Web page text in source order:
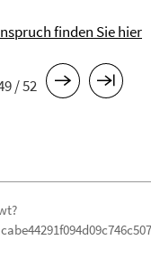
finden Sie hier
/ 52